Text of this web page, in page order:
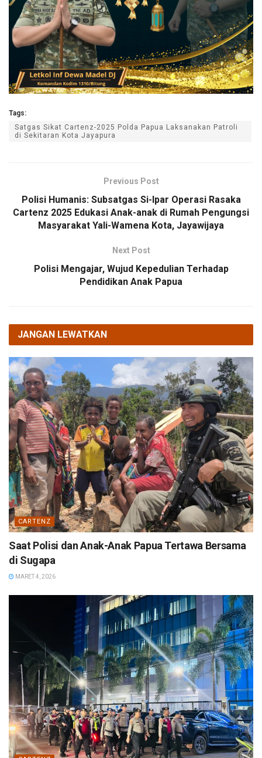
Tags:
Satgas Sikat Cartenz-2025 Polda Papua Laksanakan Patroli
di Sekitaran Kota Jayapura
Previous Post
Polisi Humanis: Subsatgas Si-Ipar Operasi Rasaka
Cartenz 2025 Edukasi Anak-anak di Rumah Pengungsi
Masyarakat Yali-Wamena Kota, Jayawijaya
Next Post
Polisi Mengajar, Wujud Kepedulian Terhadap
Pendidikan Anak Papua
JANGAN LEWATKAN
CARTENZ
Saat Polisi dan Anak-Anak Papua Tertawa Bersama
di Sugapa
MARET 4, 2026